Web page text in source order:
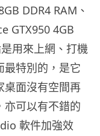
DDR4 RAM、
GTX950 4GB
用來上網、打機
最特別的，是它
桌面沒有空間再
亦可以有不錯的
軟件加強效